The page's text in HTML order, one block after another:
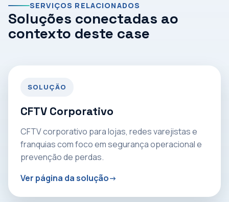
SERVIÇOS RELACIONADOS
Soluções conectadas ao
contexto deste case
SOLUÇÃO
CFTV Corporativo
CFTV corporativo para lojas, redes varejistas e
franquias com foco em segurança operacional e
prevenção de perdas.
Ver página da solução